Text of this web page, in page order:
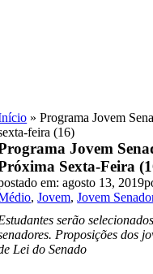
»Programa Jovem
feira (16)
Jovem
Sexta-Feira
em: agosto 13, 2019
,Jovem,Jovem
serão
Proposições dos
Lei do Senado